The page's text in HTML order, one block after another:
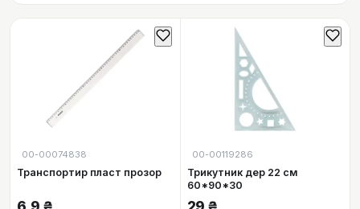
00-00074838
Транспортир пласт прозор
00-00119286
Трикутник дер 22 см
60*90*30